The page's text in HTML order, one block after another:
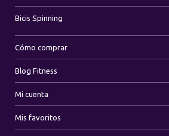
Bicis Spinning
Cómo comprar
Blog Fitness
Mi cuenta
Mis favoritos